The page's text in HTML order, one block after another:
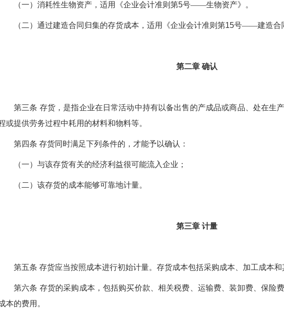
（一）消耗性生物资产，适用《企业会计准则第5号——生物资产》。
（二）通过建造合同归集的存货成本，适用《企业会计准则第15号——建造合
第二章 确认
第三条 存货，是指企业在日常活动中持有以备出售的产成品或商品、处在生
或提供劳务过程中耗用的材料和物料等。
第四条 存货同时满足下列条件的，才能予以确认：
（一）与该存货有关的经济利益很可能流入企业；
（二）该存货的成本能够可靠地计量。
第三章 计量
第五条 存货应当按照成本进行初始计量。存货成本包括采购成本、加工成本和
第六条 存货的采购成本，包括购买价款、相关税费、运输费、装卸费、保险
本的费用。